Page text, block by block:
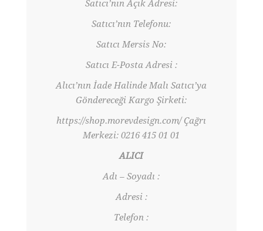
Satıcı’nın Açık Adresi:
Satıcı’nın Telefonu:
Satıcı Mersis No:
Satıcı E-Posta Adresi :
Alıcı’nın İade Halinde Malı Satıcı’ya
Göndereceği Kargo Şirketi:
https://shop.morevdesign.com/ Çağrı
Merkezi: 0216 415 01 01
ALICI
Adı – Soyadı :
Adresi :
Telefon :